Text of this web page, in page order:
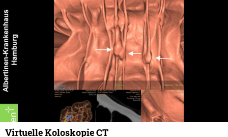
Virtuelle Koloskopie CT